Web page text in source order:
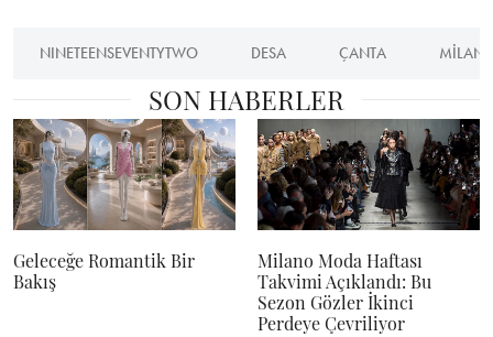
NINETEENSEVENTYTWO DESA ÇANTA
SON HABERLER
Geleceğe Romantik Bir
Bakış
Milano Moda Haftası
Takvimi Açıklandı: Bu
Sezon Gözler İkinci
Perdeye Çevriliyor